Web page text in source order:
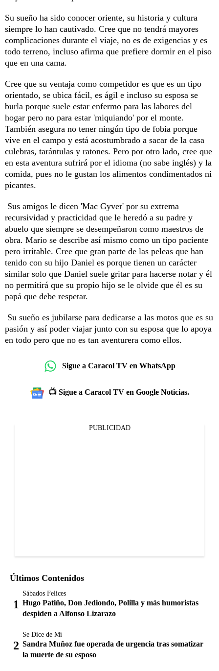
Su sueño ha sido conocer oriente, su historia y cultura
siempre lo han cautivado. Cree que no tendrá mayores
complicaciones durante el viaje, no es de exigencias y es
todo terreno, incluso afirma que prefiere dormir en el piso
que en una cama.
Cree que su ventaja como competidor es que es un tipo
orientado, se ubica fácil, es ágil e incluso su esposa se
burla porque suele estar enfermo para las labores del
hogar pero no para estar 'miquiando' por el monte.
También asegura no tener ningún tipo de fobia porque
vive en el campo y está acostumbrado a sacar de la casa
culebras, tarántulas y ratones. Pero por otro lado, cree que
en esta aventura sufrirá por el idioma (no sabe inglés) y la
comida, pues no le gustan los alimentos condimentados ni
picantes.
Sus amigos le dicen 'Mac Gyver' por su extrema
recursividad y practicidad que le heredó a su padre y
abuelo que siempre se desempeñaron como maestros de
obra. Mario se describe así mismo como un tipo paciente
pero irritable. Cree que gran parte de las peleas que han
tenido con su hijo Daniel es porque tienen un carácter
similar solo que Daniel suele gritar para hacerse notar y él
no permitirá que su propio hijo se le olvide que él es su
papá que debe respetar.
Su sueño es jubilarse para dedicarse a las motos que es su
pasión y así poder viajar junto con su esposa que lo apoya
en todo pero que no es tan aventurera como ellos.
Sigue a Caracol TV en WhatsApp
📺 Sigue a Caracol TV en Google Noticias.
PUBLICIDAD
Últimos Contenidos
Sábados Felices
Hugo Patiño, Don Jediondo, Polilla y más humoristas
despiden a Alfonso Lizarazo
Se Dice de Mí
Sandra Muñoz fue operada de urgencia tras somatizar
la muerte de su esposo